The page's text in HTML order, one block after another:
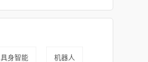
具身智能 机器人